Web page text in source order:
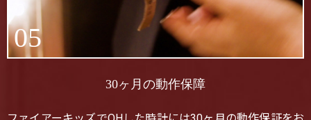
05
30ヶ月の動作保障